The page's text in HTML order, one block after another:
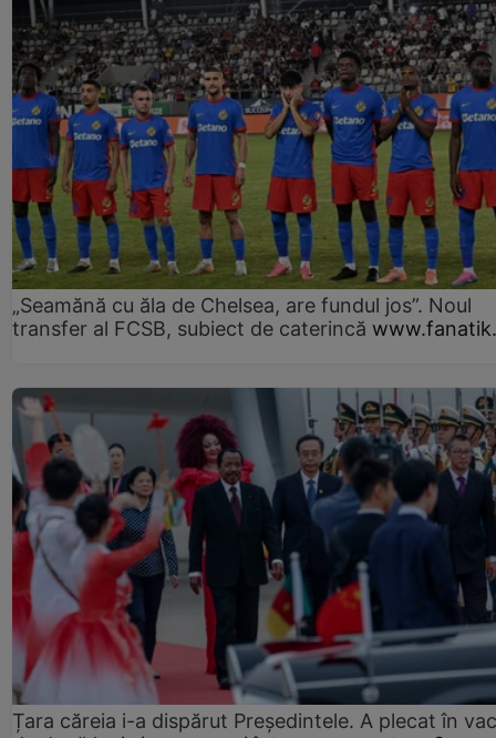
„Seamănă cu ăla de Chelsea, are fundul jos”. Noul
transfer al FCSB, subiect de caterincă
Țara căreia i-a dispărut Președintele. A plecat în